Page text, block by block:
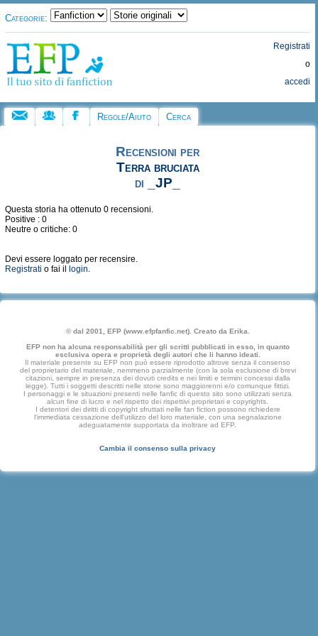
Categorie:
Registrati
o
accedi
Regole/Aiuto Cerca
Recensioni per
Terra bruciata
di
_JP_
Questa storia ha ottenuto 0 recensioni.
Positive : 0
Neutre o critiche: 0
Devi essere loggato per recensire.
Registrati o fai il login.
© dal 2001, EFP (www.efpfanfic.net). Creato da Erika.
EFP non ha alcuna responsabilità per gli scritti pubblicati in esso, in quanto
esclusiva opera e proprietà degli autori che li hanno ideati.
Il materiale presente su EFP non può essere riprodotto altrove senza il consenso
del proprietario del materiale, nemmeno parzialmente (con la sola esclusione di brevi
citazioni, sempre in presenza dei dovuti credits e nei limiti e termini concessi dalla
legge). Tutti i soggetti descritti nelle storie sono maggiorenni e/o comunque fittizi.
I personaggi e le situazioni presenti nelle fanfic di questo sito sono utilizzati senza
alcun fine di lucro e nel rispetto dei rispettivi proprietari e copyrights.
I detentori dei diritti di copyright sfruttati nelle fan fiction possono richiedere
l'immediata cessazione dell'utilizzo del loro materiale, con una segnalazione
adeguatamente supportata da inoltrare ad EFP.
Cambia il consenso sulla privacy